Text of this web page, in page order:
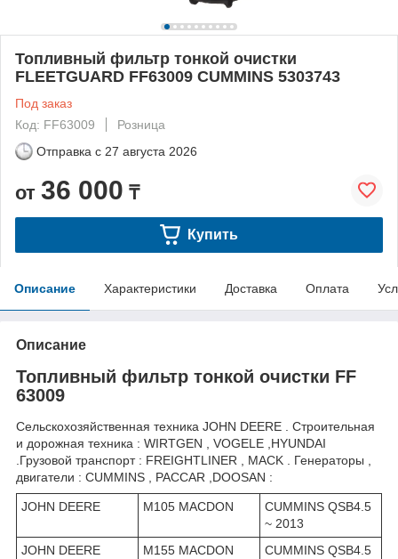
Топливный фильтр тонкой очистки
FLEETGUARD FF63009 CUMMINS 5303743
Под заказ
Код: FF63009
Розница
Отправка с 27 августа 2026
от 36 000 ₸
Купить
Описание Характеристики Доставка Оплата
Описание
Топливный фильтр тонкой очистки FF
63009
Сельскохозяйственная техника JOHN DEERE . Строительная
и дорожная техника : WIRTGEN , VOGELE ,HYUNDAI
.Грузовой транспорт : FREIGHTLINER , MACK . Генераторы ,
двигатели : CUMMINS , PACCAR ,DOOSAN :
JOHN DEERE M105 MACDON
CUMMINS QSB4.5
~ 2013
JOHN DEERE
M155 MACDON
CUMMINS QSB4.5